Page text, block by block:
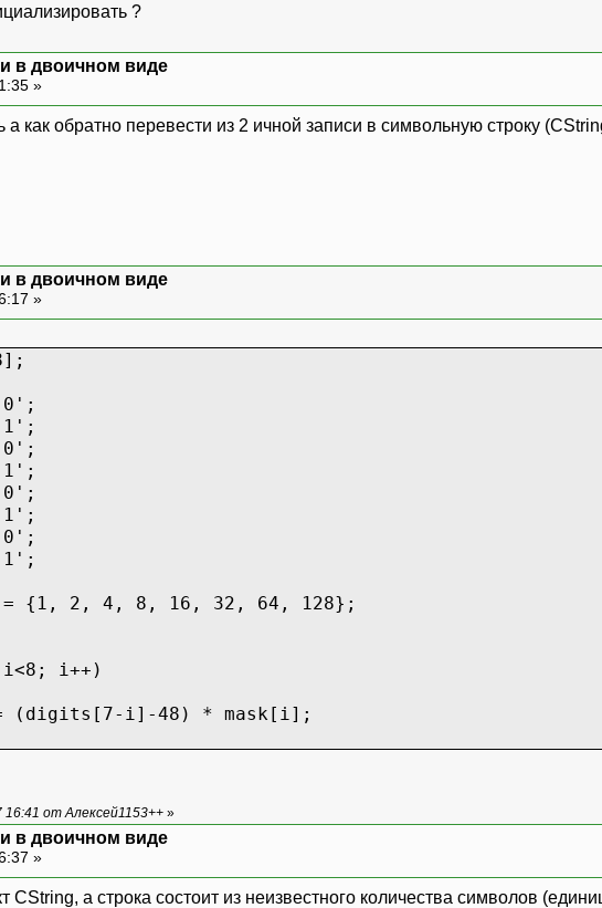
?
в двоичном виде
»
как обратно перевести из 2 ичной записи в символьную строку
в двоичном виде
»
= {1, 2, 4, 8, 16, 32, 64, 128};
i++)
(digits[7-i]-48) * mask[i];
от Алексей1153++ »
в двоичном виде
»
CString, а строка состоит из неизвестного количества символов